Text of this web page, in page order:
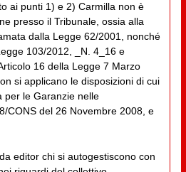
ai punti 1) e 2) Carmilla non è
presso il Tribunale, ossia alla
dalla Legge 62/2001, nonché
103/2012, _N. 4_16 e
16 della Legge 7 Marzo
si applicano le disposizioni di cui
per le Garanzie nelle
CONS del 26 Novembre 2008, e
editor chi si autogestiscono con